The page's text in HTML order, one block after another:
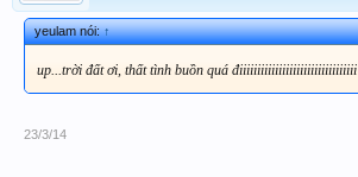
yeulam nói:↑
up...trời đất ơi, thất tình buồn quá điiiiiiiiiiiiiiiiiiiiiiiiiiiiiiiii
23/3/14